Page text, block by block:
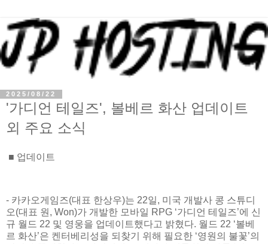
2025/08/22
'가디언 테일즈', 볼베르 화산 업데이트
외 주요 소식
■ 업데이트
- 카카오게임즈(대표 한상우)는 22일, 미국 개발사 콩 스튜디
오(대표 원, Won)가 개발한 모바일 RPG ‘가디언 테일즈’에 신
규 월드 22 및 영웅을 업데이트했다고 밝혔다. 월드 22 ‘볼베
르 화산’은 켄터베리성을 되찾기 위해 필요한 ‘영원의 불꽃’의